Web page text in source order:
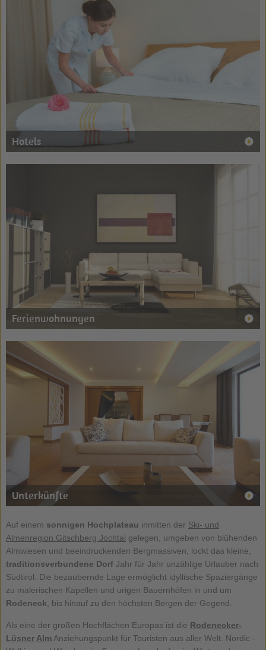
Hotels
Ferienwohnungen
Unterkünfte
Auf einem sonnigen Hochplateau inmitten der Ski- und
Almenregion Gitschberg Jochtal gelegen, umgeben von blühenden
Almwiesen und beeindruckenden Bergmassiven, lockt das kleine,
traditionsverbundene DorfJahr für Jahr unzählige Urlauber nach
Südtirol. Die bezaubernde Lage ermöglicht idyllische Spaziergänge
zu malerischen Kapellen und urigen Bauernhöfen in und um
Rodeneck, bis hinauf zu den höchsten Bergen der Gegend.
Als eine der großen Hochflächen Europas ist die Rodenecker-
Lüsner AlmAnziehungspunkt für Touristen aus aller Welt. Nordic -